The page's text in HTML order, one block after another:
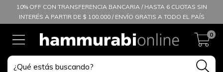
10% OFF CON TRANSFERENCIA BANCARIA / HASTA 6 CUOTAS SIN
INTERÉS A PARTIR DE $ 100.000 / ENVÍO GRATIS A TODO EL PAÍS
0